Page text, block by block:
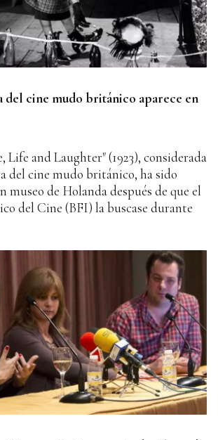
del cine mudo británico aparece en
Life and Laughter" (1923), considerada
del cine mudo británico, ha sido
museo de Holanda después de que el
del Cine (BFI) la buscase durante